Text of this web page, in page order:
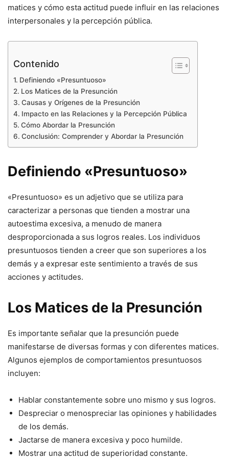
matices y cómo esta actitud puede influir en las relaciones
interpersonales y la percepción pública.
Contenido
Definiendo «Presuntuoso»
Los Matices de la Presunción
Causas y Orígenes de la Presunción
Impacto en las Relaciones y la Percepción Pública
Cómo Abordar la Presunción
Conclusión: Comprender y Abordar la Presunción
Definiendo «Presuntuoso»
«Presuntuoso» es un adjetivo que se utiliza para
caracterizar a personas que tienden a mostrar una
autoestima excesiva, a menudo de manera
desproporcionada a sus logros reales. Los individuos
presuntuosos tienden a creer que son superiores a los
demás y a expresar este sentimiento a través de sus
acciones y actitudes.
Los Matices de la Presunción
Es importante señalar que la presunción puede
manifestarse de diversas formas y con diferentes matices.
Algunos ejemplos de comportamientos presuntuosos
incluyen:
Hablar constantemente sobre uno mismo y sus logros.
Despreciar o menospreciar las opiniones y habilidades
de los demás.
Jactarse de manera excesiva y poco humilde.
Mostrar una actitud de superioridad constante.